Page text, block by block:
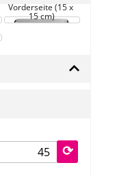
Vorderseite (15 x
15 cm)